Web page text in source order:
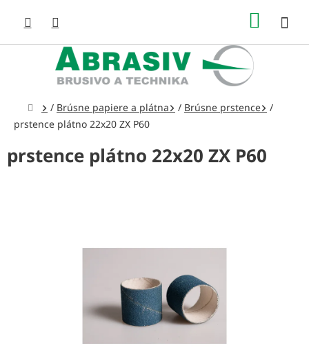
obsah
Domov
/ Brúsne papiere a plátna / Brúsne prstence
/
prstence plátno 22x20 ZX P60
prstence plátno 22x20 ZX P60